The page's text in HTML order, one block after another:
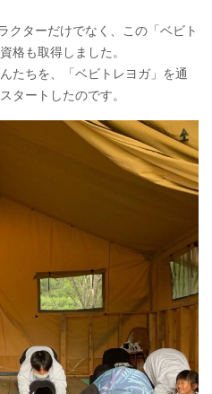
クターだけでなく、この「ベビト
格も取得しました。
たちを、「ベビトレヨガ」を通
タートしたのです。